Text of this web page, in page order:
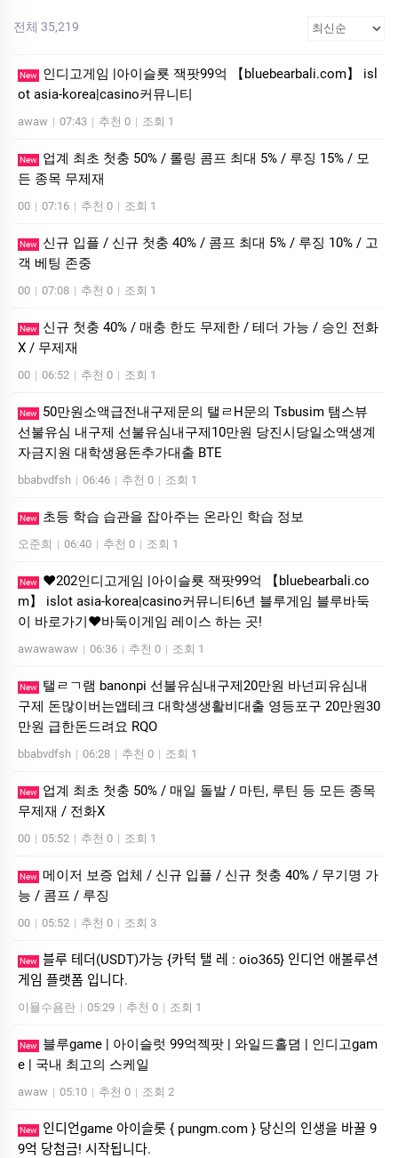
전체 35,219
New
인디­고게임 |아이슬룟 잭­팟99억 【bluebearbali.com】 is­l
ot asia-korea|casino커뮤니티
awaw | 07:43 | 추천 0 | 조회 1
New
업계 최초 첫충 50% / 롤링 콤프 최대 5% / 루징 15% / 모
든 종목 무제재
00 | 07:16 | 추천 0 | 조회 1
New
신규 입플 / 신규 첫충 40% / 콤프 최대 5% / 루징 10% / 고
객 베팅 존중
00 | 07:08 | 추천 0 | 조회 1
New
신규 첫충 40% / 매충 한도 무제한 / 테더 가능 / 승인 전화
X / 무제재
00 | 06:52 | 추천 0 | 조회 1
New
50만원소액급전내구제문의 탤ㄹH문의 Tsbusim 탬스뷰
선불유심 내구제 선불유심내구제10만원 당진시당일소액생계
자금지원 대학생용돈추가대출 BTE
bbabvdfsh | 06:46 | 추천 0 | 조회 1
New 초등 학습 습관을 잡아주는 온라인 학습 정보
오준희 | 06:40 | 추천 0 | 조회 1
New
❤️202인디­고게임 |아이슬룟 잭­팟99억 【bluebearbali.co
m】 is­lot asia-korea|casino커뮤니티6년 블루게­임 블루바­둑
이 바로가기❤️바­둑이게­임 레이스 하는 곳!
awawawaw | 06:36 | 추천 0 | 조회 1
New
탤ㄹㄱ램 banonpi 선불유심내구제20만원 바넌피유심내
구제 돈많이버는앱테크 대학생생활비대출 영등포구 20만원30
만원 급한돈드려요 RQO
bbabvdfsh | 06:28 | 추천 0 | 조회 1
New
업계 최초 첫충 50% / 매일 돌발 / 마틴, 루틴 등 모든 종목
무제재 / 전화X
00 | 05:52 | 추천 0 | 조회 1
New 메이저 보증 업체 / 신규 입플 / 신규 첫충 40% / 무기명 가
능 / 콤프 / 루징
00 | 05:52 | 추천 0 | 조회 3
New 블루 테더(USDT)가능 {카턱 탤 레 : oio365} 인디언 애볼루션
게임 플랫폼 입니다.
이묠수욤란 | 05:29 | 추천 0 | 조회 1
New
블루game | 아이슬럿 99억젝팟 | 와일드홀뎜 | 인디­고gam
e | 국내 최고의 스케일
awaw | 05:10 | 추천 0 | 조회 2
New
인디언game 아이슬롯 { pungm.com } 당신의 인생을 바꿀 9
9억 당첨금! 시작됩니다.